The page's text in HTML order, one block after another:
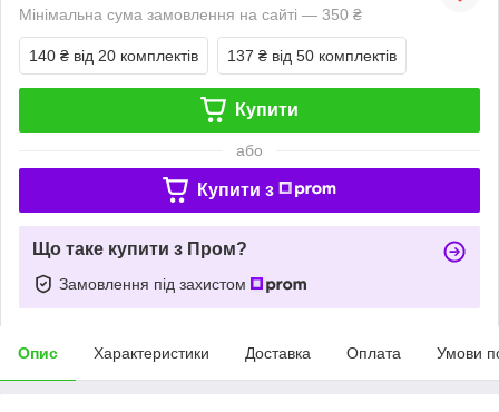
Мінімальна сума замовлення на сайті — 350 ₴
140 ₴ від 20 комплектів 137 ₴ від 50 комплектів
Купити
або
Купити з
Що таке купити з Пром?
Замовлення під захистом
Опис Характеристики Доставка Оплата Умови